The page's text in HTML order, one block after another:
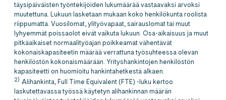
täysipäiväisten työntekijöiden lukumäärää vastaavaksi arvoksi
muutettuna. Lukuun lasketaan mukaan koko henkilökunta roolista
riippumatta. Vuosilomat, ylityövapaat, sairauslomat tai muut
lyhyemmät poissaolot eivät vaikuta lukuun. Osa-aikaisuus ja muut
pitkäaikaiset normaalityöajan poikkeamat vähentävät
kokonaiskapasiteetin määrää verrattuna työsuhteessa olevan
henkilöstön kokonaismäärään. Yrityshankintojen henkilöstön
kapasiteetti on huomioitu hankintahetkestä alkaen.
2) Alihankinta, Full Time Equivalent (FTE) -luku kertoo
laskutettavassa työssä käytetyn alihankinnan määrän